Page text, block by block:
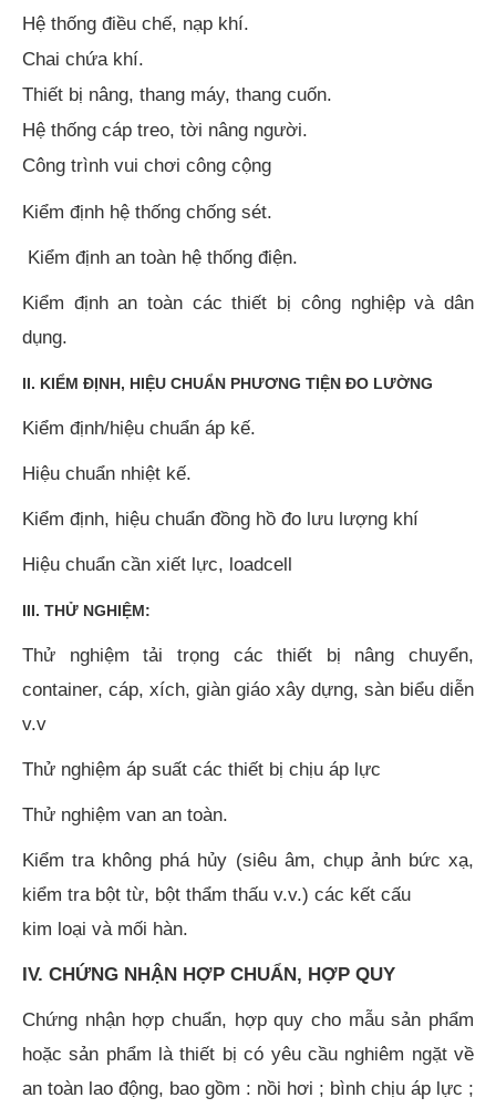
Hệ thống điều chế, nạp khí.
Chai chứa khí.
Thiết bị nâng, thang máy, thang cuốn.
Hệ thống cáp treo, tời nâng người.
Công trình vui chơi công cộng
Kiểm định hệ thống chống sét.
Kiểm định an toàn hệ thống điện.
Kiểm định an toàn các thiết bị công nghiệp và dân
dụng.
II. KIỂM ĐỊNH, HIỆU CHUẨN PHƯƠNG TIỆN ĐO LƯỜNG
Kiểm định/hiệu chuẩn áp kế.
Hiệu chuẩn nhiệt kế.
Kiểm định, hiệu chuẩn đồng hồ đo lưu lượng khí
Hiệu chuẩn cần xiết lực, loadcell
III. THỬ NGHIỆM:
Thử nghiệm tải trọng các thiết bị nâng chuyển,
container, cáp, xích, giàn giáo xây dựng, sàn biểu diễn
v.v
Thử nghiệm áp suất các thiết bị chịu áp lực
Thử nghiệm van an toàn.
Kiểm tra không phá hủy (siêu âm, chụp ảnh bức xạ,
kiểm tra bột từ, bột thẩm thấu v.v.) các kết cấu
kim loại và mối hàn.
IV. CHỨNG NHẬN HỢP CHUẨN, HỢP QUY
Chứng nhận hợp chuẩn, hợp quy cho mẫu sản phẩm
hoặc sản phẩm là thiết bị có yêu cầu nghiêm ngặt về
an toàn lao động, bao gồm : nồi hơi ; bình chịu áp lực ;